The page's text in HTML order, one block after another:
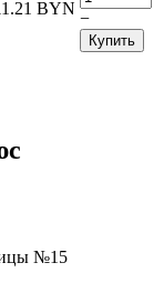
BYN
−
Купить
№15